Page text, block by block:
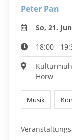
Peter Pan
So, 21.
18:00 -
Horw
Musik